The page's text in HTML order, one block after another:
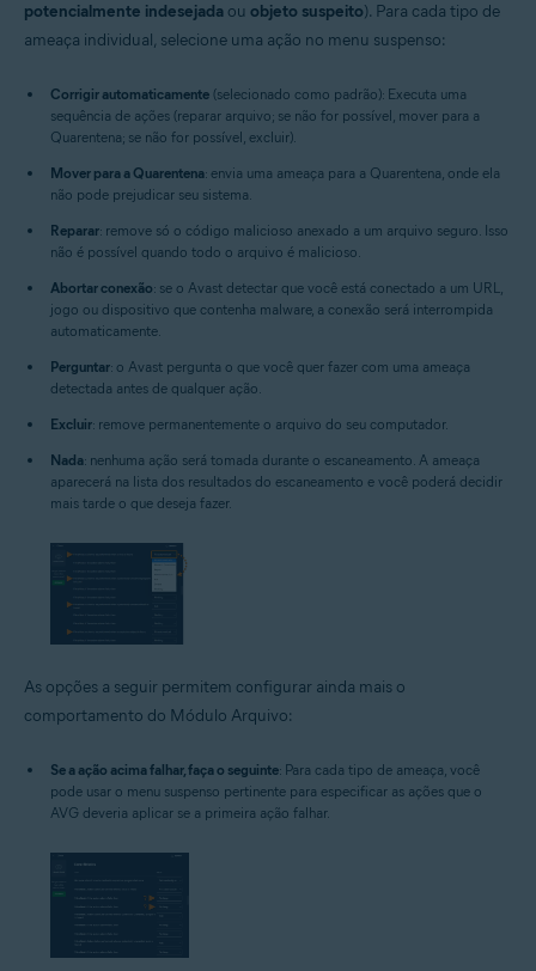
potencialmente indesejada ou objeto suspeito). Para cada tipo de
ameaça individual, selecione uma ação no menu suspenso:
Corrigir automaticamente (selecionado como padrão): Executa uma
sequência de ações (reparar arquivo; se não for possível, mover para a
Quarentena; se não for possível, excluir).
Mover para a Quarentena: envia uma ameaça para a Quarentena, onde ela
não pode prejudicar seu sistema.
Reparar: remove só o código malicioso anexado a um arquivo seguro. Isso
não é possível quando todo o arquivo é malicioso.
Abortar conexão: se o Avast detectar que você está conectado a um URL,
jogo ou dispositivo que contenha malware, a conexão será interrompida
automaticamente.
Perguntar: o Avast pergunta o que você quer fazer com uma ameaça
detectada antes de qualquer ação.
Excluir: remove permanentemente o arquivo do seu computador.
Nada: nenhuma ação será tomada durante o escaneamento. A ameaça
aparecerá na lista dos resultados do escaneamento e você poderá decidir
mais tarde o que deseja fazer.
As opções a seguir permitem configurar ainda mais o
comportamento do Módulo Arquivo:
Se a ação acima falhar, faça o seguinte: Para cada tipo de ameaça, você
pode usar o menu suspenso pertinente para especificar as ações que o
AVG deveria aplicar se a primeira ação falhar.